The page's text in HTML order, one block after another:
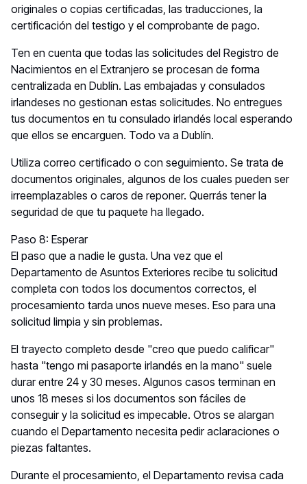
originales o copias certificadas, las traducciones, la
certificación del testigo y el comprobante de pago.
Ten en cuenta que todas las solicitudes del Registro de
Nacimientos en el Extranjero se procesan de forma
centralizada en Dublín. Las embajadas y consulados
irlandeses no gestionan estas solicitudes. No entregues
tus documentos en tu consulado irlandés local esperando
que ellos se encarguen. Todo va a Dublín.
Utiliza correo certificado o con seguimiento. Se trata de
documentos originales, algunos de los cuales pueden ser
irreemplazables o caros de reponer. Querrás tener la
seguridad de que tu paquete ha llegado.
Paso 8: Esperar
El paso que a nadie le gusta. Una vez que el
Departamento de Asuntos Exteriores recibe tu solicitud
completa con todos los documentos correctos, el
procesamiento tarda unos nueve meses. Eso para una
solicitud limpia y sin problemas.
El trayecto completo desde "creo que puedo calificar"
hasta "tengo mi pasaporte irlandés en la mano" suele
durar entre 24 y 30 meses. Algunos casos terminan en
unos 18 meses si los documentos son fáciles de
conseguir y la solicitud es impecable. Otros se alargan
cuando el Departamento necesita pedir aclaraciones o
piezas faltantes.
Durante el procesamiento, el Departamento revisa cada